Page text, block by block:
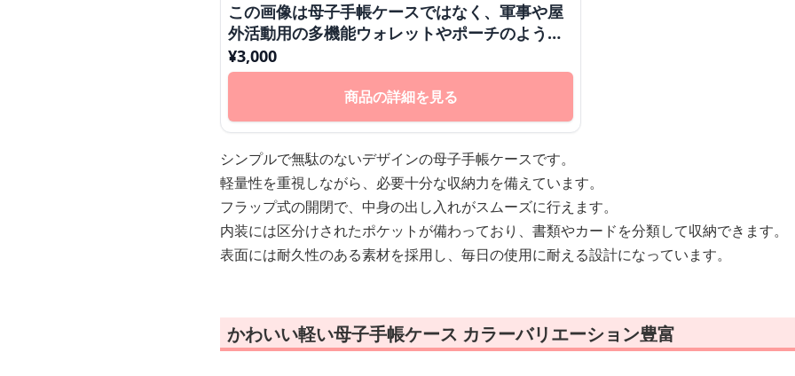
この画像は母子手帳ケースではなく、軍事や屋
外活動用の多機能ウォレットやポーチのようで
す。母子手帳ケースとは異なる用途の製品なの
で、ご指定の通りにや説明を作成するのは適切
ではありません。代わりに、画像に写っている
製品の実際の特徴について説明させていただき
ます。
¥3,000
商品の詳細を見る
シンプルで無駄のないデザインの母子手帳ケースです。
軽量性を重視しながら、必要十分な収納力を備えています。
フラップ式の開閉で、中身の出し入れがスムーズに行えます。
内装には区分けされたポケットが備わっており、書類やカードを分類して収納できます。
表面には耐久性のある素材を採用し、毎日の使用に耐える設計になっています。
かわいい軽い母子手帳ケース カラーバリエーション豊富